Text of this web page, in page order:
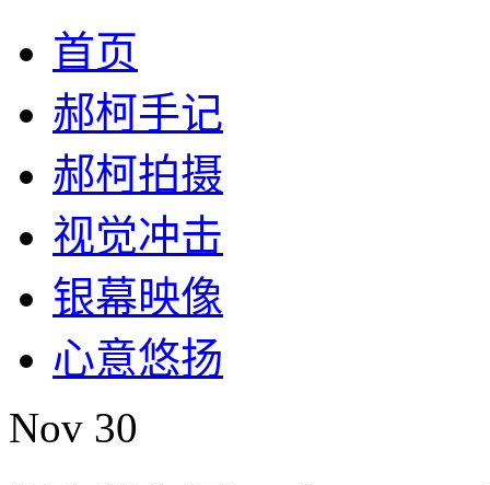
首页
郝柯手记
郝柯拍摄
视觉冲击
银幕映像
心意悠扬
Nov 30